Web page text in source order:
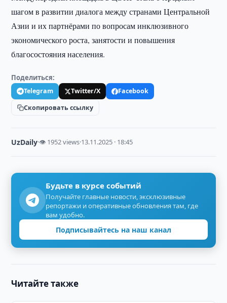
шагом в развитии диалога между странами Центральной
Азии и их партнёрами по вопросам инклюзивного
экономического роста, занятости и повышения
благосостояния населения.
Поделиться:
Telegram Twitter/X
Facebook
Скопировать ссылку
UzDaily·👁 1952 views·13.11.2025 · 18:45
Будьте в курсе событий
Получайте главные новости, эксклюзивные
репортажи и оперативные обновления там, где
вам удобно.
Подписывайтесь на наш канал
Читайте также